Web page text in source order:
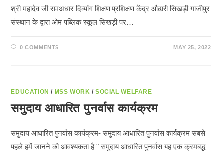
श्री महादेव जी रामअधार दिव्यांग शिक्षण प्रशिक्षण केंद्र औढारी सिखड़ी गाजीपुर
संस्थान के द्वारा ओम पब्लिक स्कूल सिखड़ी पर…
0 COMMENTS MAY 25, 2022
EDUCATION / MSS WORK /SOCIAL WELFARE
समुदाय आधारित पुनर्वास कार्यक्रम
समुदाय आधारित पुनर्वास कार्यक्रम- समुदाय आधारित पुनर्वास कार्यक्रम सबसे
पहले हमें जानने की आवश्यकता है " समुदाय आधारित पुनर्वास यह एक क्रमबद्ध